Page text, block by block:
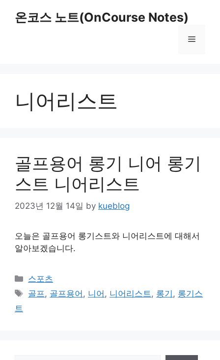
온코스 노트(OnCourse Notes)
Menu
니어리스트
골프용어 롱기 니어 롱기
스트 니어리스트
2023년 12월 14일 by kueblog
오늘은 골프용어 롱기스트와 니어리스트에 대해서
알아보겠습니다.
Categories
스포츠
Tags
골프 , 골프용어 , 니어 , 니어리스트 , 롱기 , 롱기스
트